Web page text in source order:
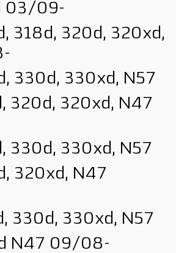
03/09-
318d, 320d, 320xd,
330d, 330xd, N57
320d, 320xd, N47
330d, 330xd, N57
320xd, N47
330d, 330xd, N57
N47 09/08-